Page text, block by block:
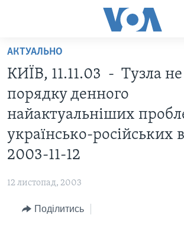
Перейти
матеріалу
Перейти
меню
сторінки
Перейти
Пошуку
ГОЛОВНА
АКТУАЛЬНО
СВІТ
УКРАЇНА
НАУКА
АНАЛІТИКА
ПОЛІТИКА В США
АДМІНІСТРАЦІЯ ПРЕЗИДЕНТА
ДНІВ
УКРАЇНЦІ В АМЕРИЦІ
УКРАЇНА
АКТУАЛЬНО
КИЇВ, 11.11.03 - Тузла
порядку денного
найактуальніших
українсько-російських
2003-11-12
12 листопад, 2003
Поділитись